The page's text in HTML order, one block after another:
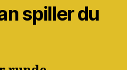
spiller du